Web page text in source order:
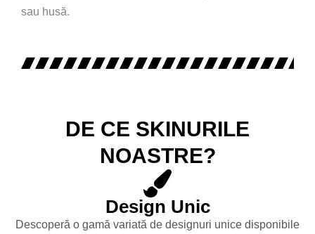
sau husă.
Design Unic
Descoperă o gamă variată de designuri unice disponibile
DE CE SKINURILE
NOASTRE?